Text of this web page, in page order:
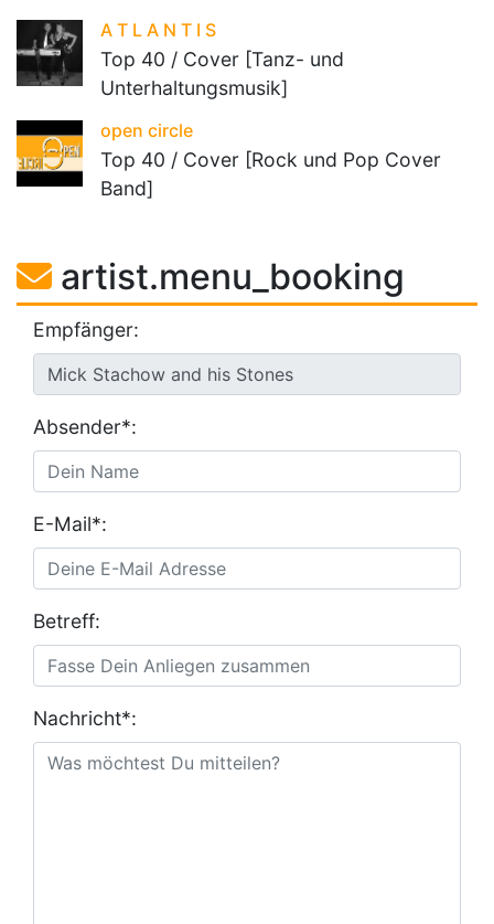
A T L A N T I S
Top 40 / Cover [Tanz- und
Unterhaltungsmusik]
open circle
Top 40 / Cover [Rock und Pop Cover
Band]
artist.menu_booking
Empfänger:
Absender*:
E-Mail*:
Betreff:
Nachricht*: